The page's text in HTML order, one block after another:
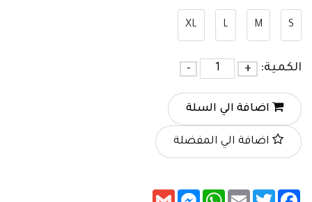
S
M
L
XL
الكمية: +
-
اضافة الي السلة
اضافة الي المفضلة
Facebook
Twitter
Email
WhatsApp
Messenger
Gmail